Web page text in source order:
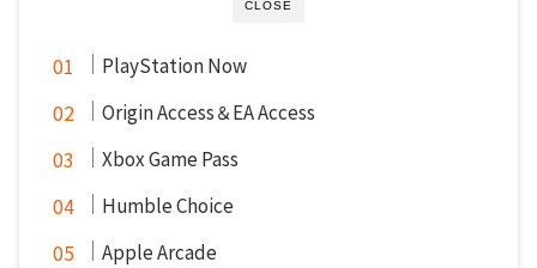
CLOSE
PlayStation Now
Origin Access＆EA Access
Xbox Game Pass
Humble Choice
Apple Arcade